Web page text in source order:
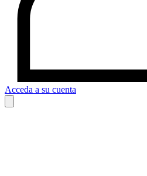
Acceda a su cuenta